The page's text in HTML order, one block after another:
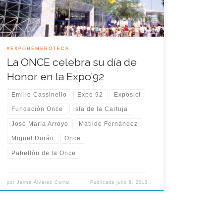
con minusvalía tuviera […]
#EXPOHEMEROTECA
La ONCE celebra su día de
Honor en la Expo’92
Emilio Cassinello Expo 92 Exposici
Fundación Once isla de la Cartuja
José María Arroyo Matilde Fernández
Miguel Durán Once
Pabellón de la Once
porJaime Álvarez Corral Publicada julio 8, 2013